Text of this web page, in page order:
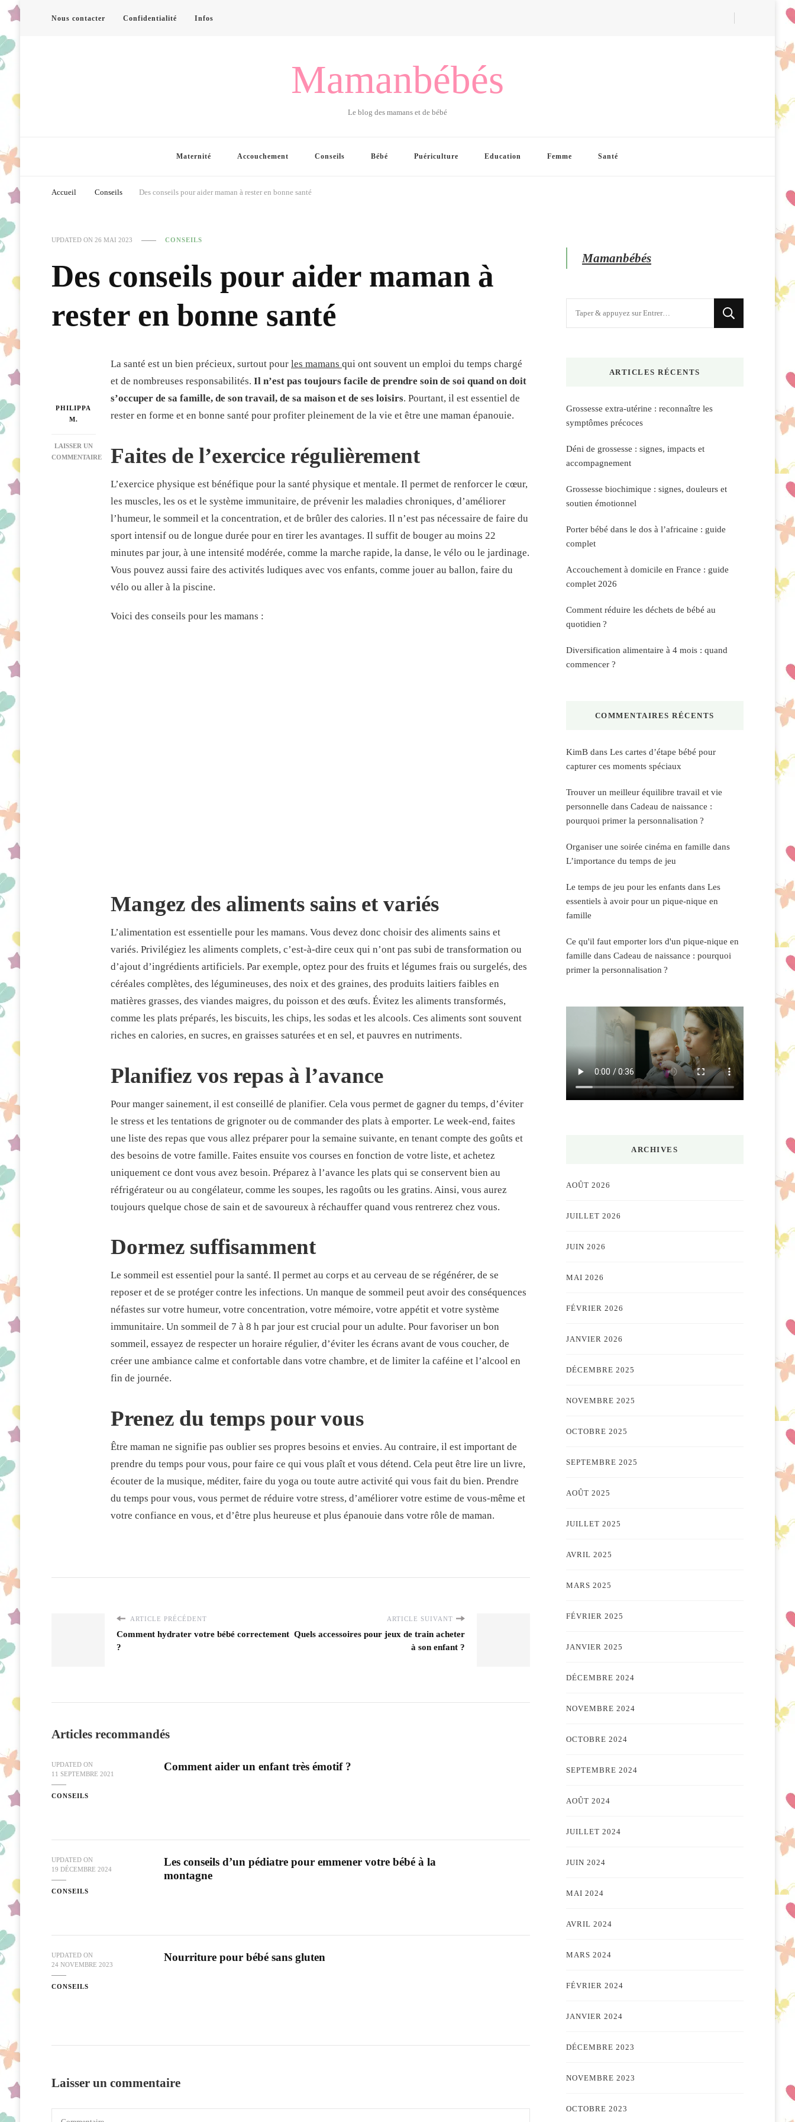
Nous contacter Confidentialité Infos
Mamanbébés
Le blog des mamans et de bébé
Maternité Accouchement Conseils Bébé Puériculture Education Femme Santé
Accueil Conseils Des conseils pour aider maman à rester en bonne santé
UPDATED ON 26 MAI 2023 CONSEILS
Des conseils pour aider maman à
rester en bonne santé
PHILIPPA
M.
LAISSER UN
COMMENTAIRE
La santé est un bien précieux, surtout pour les mamans qui ont souvent un emploi du temps chargé
et de nombreuses responsabilités. Il n’est pas toujours facile de prendre soin de soi quand on doit
s’occuper de sa famille, de son travail, de sa maison et de ses loisirs. Pourtant, il est essentiel de
rester en forme et en bonne santé pour profiter pleinement de la vie et être une maman épanouie.
Faites de l’exercice régulièrement
L’exercice physique est bénéfique pour la santé physique et mentale. Il permet de renforcer le cœur,
les muscles, les os et le système immunitaire, de prévenir les maladies chroniques, d’améliorer
l’humeur, le sommeil et la concentration, et de brûler des calories. Il n’est pas nécessaire de faire du
sport intensif ou de longue durée pour en tirer les avantages. Il suffit de bouger au moins 22
minutes par jour, à une intensité modérée, comme la marche rapide, la danse, le vélo ou le jardinage.
Vous pouvez aussi faire des activités ludiques avec vos enfants, comme jouer au ballon, faire du
vélo ou aller à la piscine.
Voici des conseils pour les mamans :
Mangez des aliments sains et variés
L’alimentation est essentielle pour les mamans. Vous devez donc choisir des aliments sains et
variés. Privilégiez les aliments complets, c’est-à-dire ceux qui n’ont pas subi de transformation ou
d’ajout d’ingrédients artificiels. Par exemple, optez pour des fruits et légumes frais ou surgelés, des
céréales complètes, des légumineuses, des noix et des graines, des produits laitiers faibles en
matières grasses, des viandes maigres, du poisson et des œufs. Évitez les aliments transformés,
comme les plats préparés, les biscuits, les chips, les sodas et les alcools. Ces aliments sont souvent
riches en calories, en sucres, en graisses saturées et en sel, et pauvres en nutriments.
Planifiez vos repas à l’avance
Pour manger sainement, il est conseillé de planifier. Cela vous permet de gagner du temps, d’éviter
le stress et les tentations de grignoter ou de commander des plats à emporter. Le week-end, faites
une liste des repas que vous allez préparer pour la semaine suivante, en tenant compte des goûts et
des besoins de votre famille. Faites ensuite vos courses en fonction de votre liste, et achetez
uniquement ce dont vous avez besoin. Préparez à l’avance les plats qui se conservent bien au
réfrigérateur ou au congélateur, comme les soupes, les ragoûts ou les gratins. Ainsi, vous aurez
toujours quelque chose de sain et de savoureux à réchauffer quand vous rentrerez chez vous.
Dormez suffisamment
Le sommeil est essentiel pour la santé. Il permet au corps et au cerveau de se régénérer, de se
reposer et de se protéger contre les infections. Un manque de sommeil peut avoir des conséquences
néfastes sur votre humeur, votre concentration, votre mémoire, votre appétit et votre système
immunitaire. Un sommeil de 7 à 8 h par jour est crucial pour un adulte. Pour favoriser un bon
sommeil, essayez de respecter un horaire régulier, d’éviter les écrans avant de vous coucher, de
créer une ambiance calme et confortable dans votre chambre, et de limiter la caféine et l’alcool en
fin de journée.
Prenez du temps pour vous
Être maman ne signifie pas oublier ses propres besoins et envies. Au contraire, il est important de
prendre du temps pour vous, pour faire ce qui vous plaît et vous détend. Cela peut être lire un livre,
écouter de la musique, méditer, faire du yoga ou toute autre activité qui vous fait du bien. Prendre
du temps pour vous, vous permet de réduire votre stress, d’améliorer votre estime de vous-même et
votre confiance en vous, et d’être plus heureuse et plus épanouie dans votre rôle de maman.
ARTICLE PRÉCÉDENT
Comment hydrater votre bébé correctement
?
ARTICLE SUIVANT
Quels accessoires pour jeux de train acheter
à son enfant ?
Articles recommandés
UPDATED ON
11 SEPTEMBRE 2021
CONSEILS
Comment aider un enfant très émotif ?
UPDATED ON
19 DÉCEMBRE 2024
CONSEILS
Les conseils d’un pédiatre pour emmener votre bébé à la
montagne
UPDATED ON
24 NOVEMBRE 2023
CONSEILS
Nourriture pour bébé sans gluten
Laisser un commentaire
Mamanbébés
ARTICLES RÉCENTS
Grossesse extra-utérine : reconnaître les
symptômes précoces
Déni de grossesse : signes, impacts et
accompagnement
Grossesse biochimique : signes, douleurs et
soutien émotionnel
Porter bébé dans le dos à l’africaine : guide
complet
Accouchement à domicile en France : guide
complet 2026
Comment réduire les déchets de bébé au
quotidien ?
Diversification alimentaire à 4 mois : quand
commencer ?
COMMENTAIRES RÉCENTS
KimBdans Les cartes d’étape bébé pour
capturer ces moments spéciaux
Trouver un meilleur équilibre travail et vie
personnelle dans Cadeau de naissance :
pourquoi primer la personnalisation ?
Organiser une soirée cinéma en famille dans
L’importance du temps de jeu
Le temps de jeu pour les enfantsdans Les
essentiels à avoir pour un pique-nique en
famille
Ce qu'il faut emporter lors d'un pique-nique en
famille dans Cadeau de naissance : pourquoi
primer la personnalisation ?
ARCHIVES
AOÛT 2026
JUILLET 2026
JUIN 2026
MAI 2026
FÉVRIER 2026
JANVIER 2026
DÉCEMBRE 2025
NOVEMBRE 2025
OCTOBRE 2025
SEPTEMBRE 2025
AOÛT 2025
JUILLET 2025
AVRIL 2025
MARS 2025
FÉVRIER 2025
JANVIER 2025
DÉCEMBRE 2024
NOVEMBRE 2024
OCTOBRE 2024
SEPTEMBRE 2024
AOÛT 2024
JUILLET 2024
JUIN 2024
MAI 2024
AVRIL 2024
MARS 2024
FÉVRIER 2024
JANVIER 2024
DÉCEMBRE 2023
NOVEMBRE 2023
OCTOBRE 2023